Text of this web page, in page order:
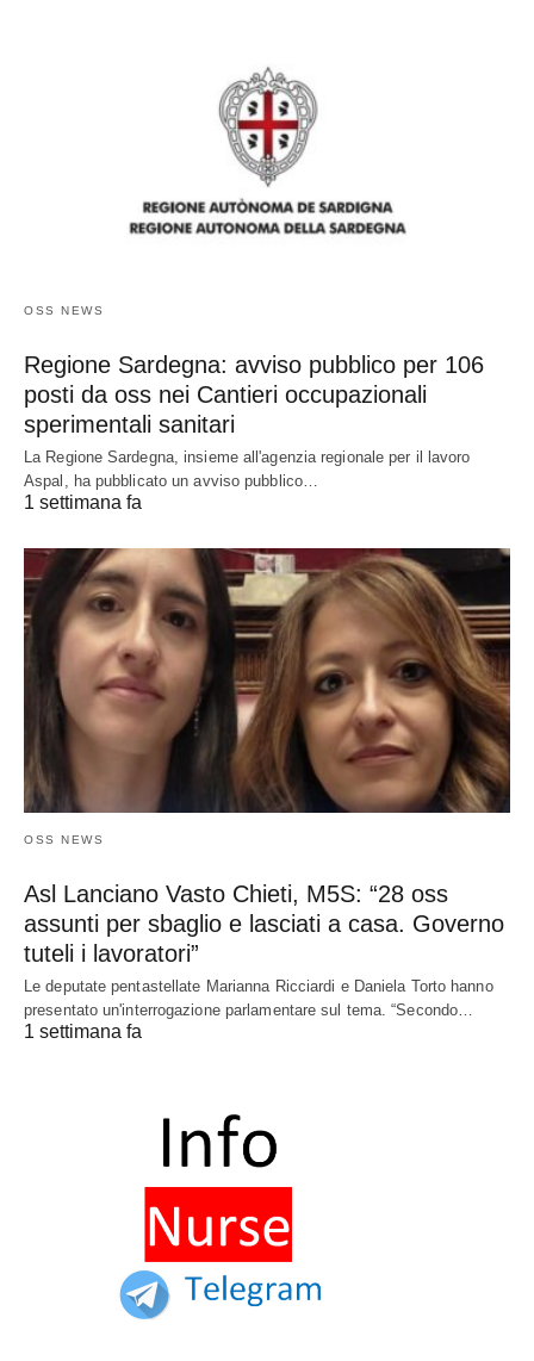
OSS NEWS
Regione Sardegna: avviso pubblico per 106
posti da oss nei Cantieri occupazionali
sperimentali sanitari
La Regione Sardegna, insieme all'agenzia regionale per il lavoro
Aspal, ha pubblicato un avviso pubblico…
1 settimana fa
OSS NEWS
Asl Lanciano Vasto Chieti, M5S: “28 oss
assunti per sbaglio e lasciati a casa. Governo
tuteli i lavoratori”
Le deputate pentastellate Marianna Ricciardi e Daniela Torto hanno
presentato un'interrogazione parlamentare sul tema. “Secondo…
1 settimana fa